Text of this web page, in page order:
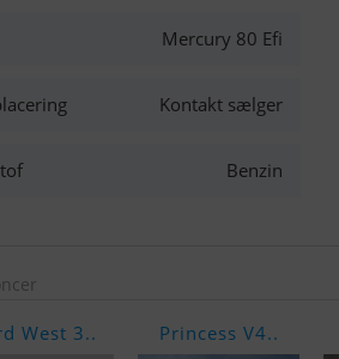
Mercury 80 Efi
Kontakt sælger
Benzin
West 3.. Princess V4..